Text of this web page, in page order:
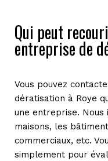
Qui peut
entreprise de
Vous pouvez
dératisation à Roye
une entreprise.
maisons, les
commerciaux, etc.
simplement pour